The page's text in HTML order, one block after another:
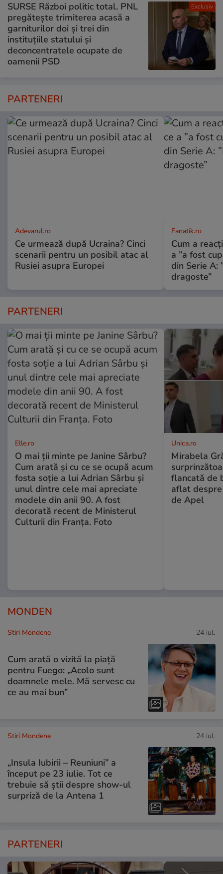
Exclusiv
SURSE Război politic total. PNL
pregătește trimiterea acasă a
garniturilor doi și trei din
instituțiile statului și
deconcentratele ocupate de
oamenii PSD
PARTENERI
Adevarul.ro
Ce urmează după Ucraina? Cinci
scenarii pentru un posibil atac al
Rusiei asupra Europei
Fanatik.ro
Cum a
a ”a fost
din Serie A:
dragoste”
PARTENERI
Elle.ro
O mai ții minte pe Janine Sârbu?
Cum arată și cu ce se ocupă acum
fosta soție a lui Adrian Sârbu și
unul dintre cele mai apreciate
modele din anii 90. A fost
decorată recent de Ministerul
Culturii din Franța. Foto
Unica.ro
Mirabela
flancată de
aflat
de Apel
MONDEN
Stiri Mondene 24 iul.
Cum arată o vizită la piață
pentru Fuego: „Acolo sunt
doamnele mele. Mă servesc cu
ce au mai bun”
Stiri Mondene 24 iul.
„Insula Iubirii – Reuniuni” a
început pe 23 iulie. Tot ce
trebuie să știi despre show-ul
surpriză de la Antena 1
PARTENERI